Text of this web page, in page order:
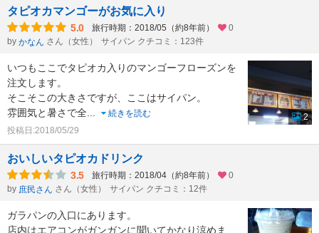
タピオカマンゴーがお気に入り
5.0 旅行時期：2018/05（約8年前）
0
by かなん さん（女性） サイパン クチコミ：123件
いつもここでタピオカ入りのマンゴーフローズンを
注文します。
そこそこの大きさですが、ここはサイパン。
雰囲気と暑さで全...
続きを読む
投稿日:2018/05/29
2
おいしいタピオカドリンク
3.5 旅行時期：2018/04（約8年前）
0
by 庶民さん さん（女性） サイパン クチコミ：12件
ガラパンの入口にあります。
店内はエアコンがガンガンに聞いてかなり涼めま